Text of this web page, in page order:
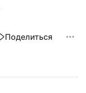
Поделиться